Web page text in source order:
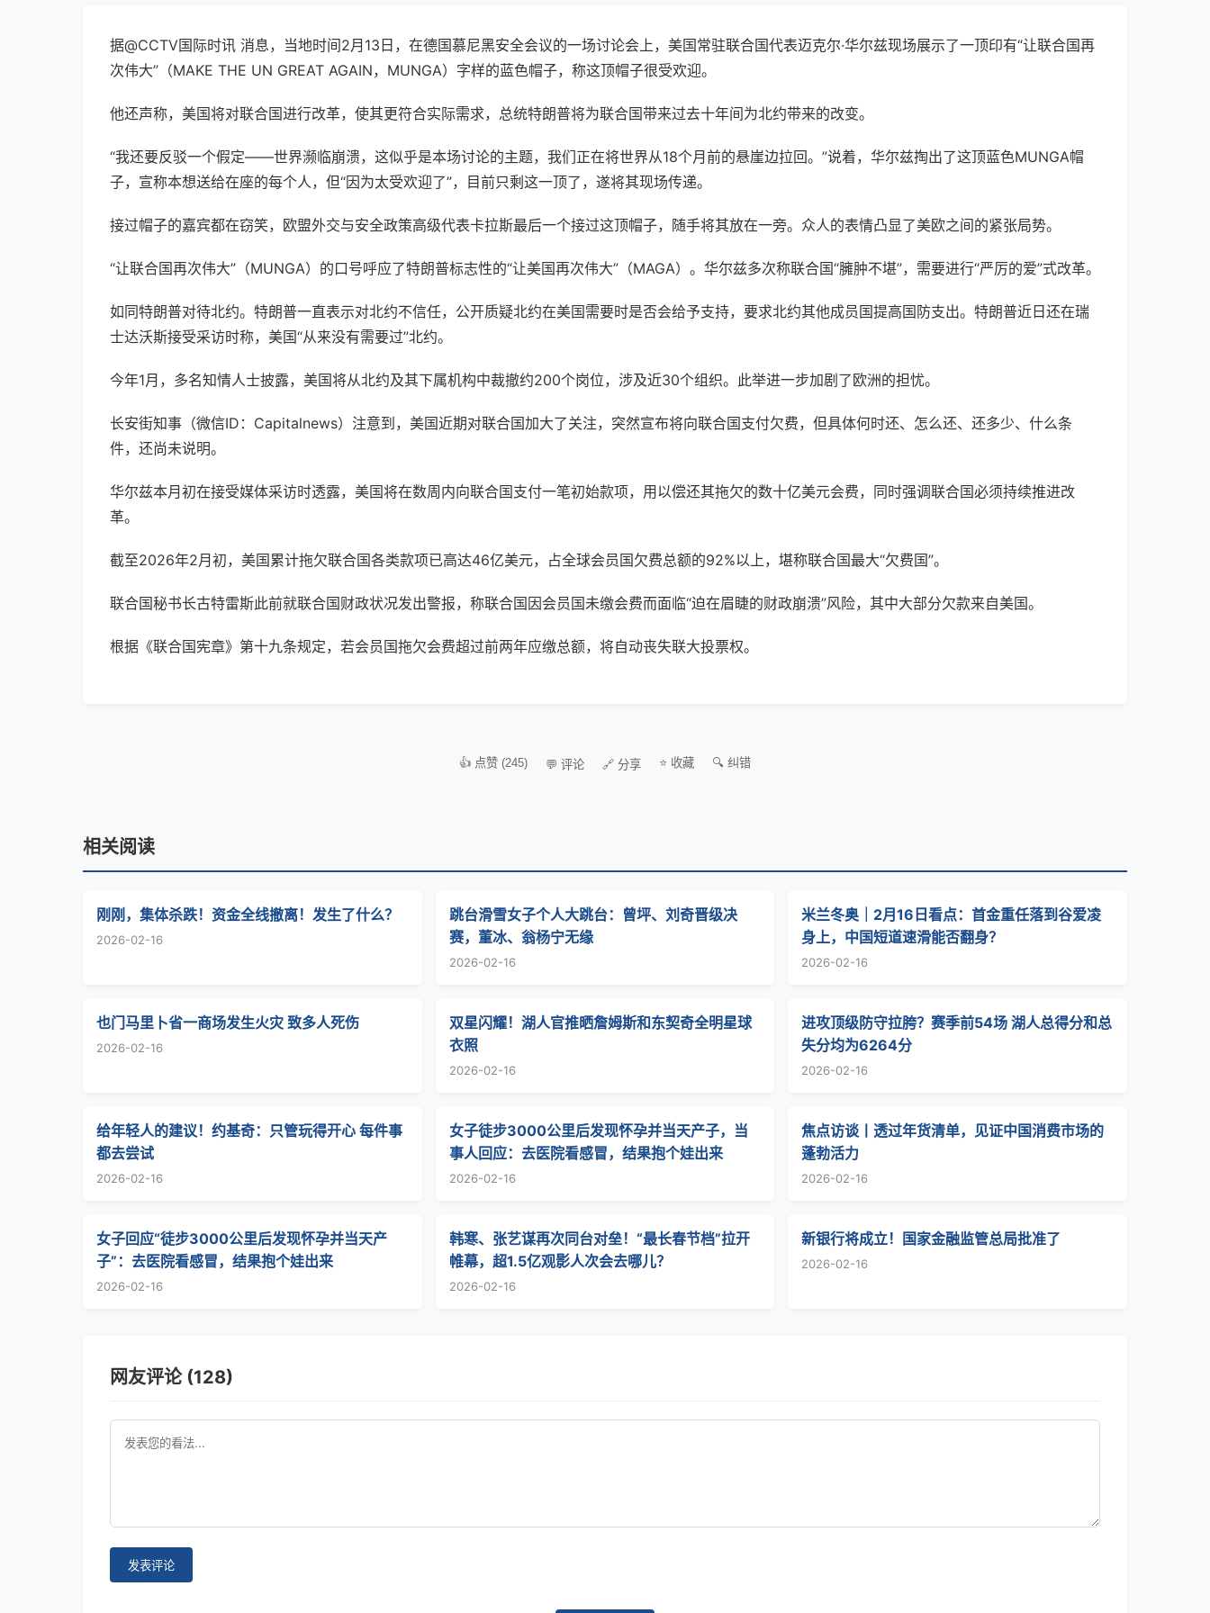
据@CCTV国际时讯 消息， 当地时间2月13日，在德国慕尼黑安全会议的一场讨论会上，美国常驻联合国代表迈克尔·华尔兹现场展示了一顶印有“让联合国再
次伟大”（MAKE THE UN GREAT AGAIN，MUNGA）字样的蓝色帽子，称这顶帽子很受欢迎。
他还声称，美国将对联合国进行改革，使其更符合实际需求，总统特朗普将为联合国带来过去十年间为北约带来的改变。
“我还要反驳一个假定——世界濒临崩溃，这似乎是本场讨论的主题，我们正在将世界从18个月前的悬崖边拉回。”说着， 华尔兹掏出了这顶蓝色MUNGA帽
子，宣称本想送给在座的每个人，但“因为太受欢迎了”，目前只剩这一顶了，遂将其现场传递。
接过帽子的嘉宾都在窃笑，欧盟外交与安全政策高级代表卡拉斯最后一个接过这顶帽子，随手将其放在一旁。众人的表情凸显了美欧之间的紧张局势。
“让联合国再次伟大”（MUNGA）的口号呼应了特朗普标志性的“让美国再次伟大”（MAGA）。 华尔兹多次称联合国“臃肿不堪”，需要进行“严厉的爱”式改革。
如同特朗普对待北约。特朗普一直表示对北约不信任，公开质疑北约在美国需要时是否会给予支持，要求北约其他成员国提高国防支出。特朗普近日还在瑞
士达沃斯接受采访时称，美国“从来没有需要过”北约。
今年1月， 多名知情人士披露，美国将从北约及其下属机构中裁撤约200个岗位，涉及近30个组织。 此举进一步加剧了欧洲的担忧。
长安街知事（微信ID：Capitalnews）注意到，美国近期对联合国加大了关注，突然宣布将向联合国支付欠费，但具体何时还、怎么还、还多少、什么条
件，还尚未说明。
华尔兹本月初在接受媒体采访时透露，美国将在数周内向联合国支付一笔初始款项，用以偿还其拖欠的数十亿美元会费，同时强调联合国必须持续推进改
革。
截至2026年2月初，美国累计拖欠联合国各类款项已高达46亿美元，占全球会员国欠费总额的92%以上，堪称联合国最大“欠费国”。
联合国秘书长古特雷斯此前就联合国财政状况发出警报，称联合国因会员国未缴会费而面临“迫在眉睫的财政崩溃”风险，其中大部分欠款来自美国。
根据《联合国宪章》第十九条规定，若会员国拖欠会费超过前两年应缴总额，将自动丧失联大投票权。
👍 点赞 (245) 💬 评论 🔗 分享 ⭐ 收藏 🔍 纠错
相关阅读
刚刚，集体杀跌！资金全线撤离！发生了什么？
2026-02-16
跳台滑雪女子个人大跳台：曾坪、刘奇晋级决
赛，董冰、翁杨宁无缘
2026-02-16
米兰冬奥｜2月16日看点：首金重任落到谷爱凌
身上，中国短道速滑能否翻身？
2026-02-16
也门马里卜省一商场发生火灾 致多人死伤
2026-02-16
双星闪耀！湖人官推晒詹姆斯和东契奇全明星球
衣照
2026-02-16
进攻顶级防守拉胯？赛季前54场 湖人总得分和总
失分均为6264分
2026-02-16
给年轻人的建议！约基奇：只管玩得开心 每件事
都去尝试
2026-02-16
女子徒步3000公里后发现怀孕并当天产子，当
事人回应：去医院看感冒，结果抱个娃出来
2026-02-16
焦点访谈丨透过年货清单，见证中国消费市场的
蓬勃活力
2026-02-16
女子回应“徒步3000公里后发现怀孕并当天产
子”：去医院看感冒，结果抱个娃出来
2026-02-16
韩寒、张艺谋再次同台对垒！“最长春节档”拉开
帷幕，超1.5亿观影人次会去哪儿？
2026-02-16
新银行将成立！国家金融监管总局批准了
2026-02-16
网友评论 (128)
发表评论